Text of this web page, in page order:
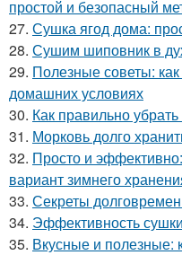
простой и безопасный
27. Сушка ягод дома:
28. Сушим шиповник в
29. Полезные советы:
домашних условиях
30. Как правильно
31. Морковь долго
32. Просто и
вариант зимнего
33. Секреты
34. Эффективность
35. Вкусные и полезные: